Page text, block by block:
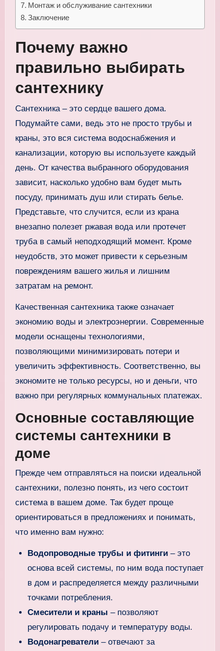
Монтаж и обслуживание сантехники
Заключение
Почему важно
правильно выбирать
сантехнику
Сантехника – это сердце вашего дома.
Подумайте сами, ведь это не просто трубы и
краны, это вся система водоснабжения и
канализации, которую вы используете каждый
день. От качества выбранного оборудования
зависит, насколько удобно вам будет мыть
посуду, принимать душ или стирать белье.
Представьте, что случится, если из крана
внезапно полезет ржавая вода или протечет
труба в самый неподходящий момент. Кроме
неудобств, это может привести к серьезным
повреждениям вашего жилья и лишним
затратам на ремонт.
Качественная сантехника также означает
экономию воды и электроэнергии. Современные
модели оснащены технологиями,
позволяющими минимизировать потери и
увеличить эффективность. Соответственно, вы
экономите не только ресурсы, но и деньги, что
важно при регулярных коммунальных платежах.
Основные составляющие
системы сантехники в
доме
Прежде чем отправляться на поиски идеальной
сантехники, полезно понять, из чего состоит
система в вашем доме. Так будет проще
ориентироваться в предложениях и понимать,
что именно вам нужно:
Водопроводные трубы и фитинги – это
основа всей системы, по ним вода поступает
в дом и распределяется между различными
точками потребления.
Смесители и краны – позволяют
регулировать подачу и температуру воды.
Водонагреватели – отвечают за